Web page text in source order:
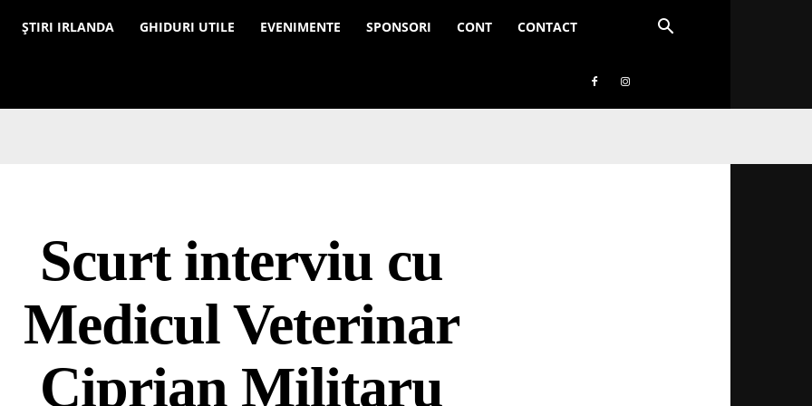
ȘTIRI IRLANDA GHIDURI UTILE EVENIMENTE SPONSORI CONT CONTACT
Scurt interviu cu
Medicul Veterinar
Ciprian Militaru